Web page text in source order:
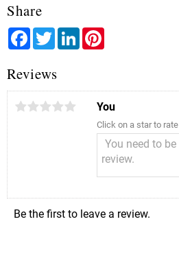
Share
FacebookTwitterLinkedIn
Reviews
You
Click on a star to rate
Be the first to leave a review.